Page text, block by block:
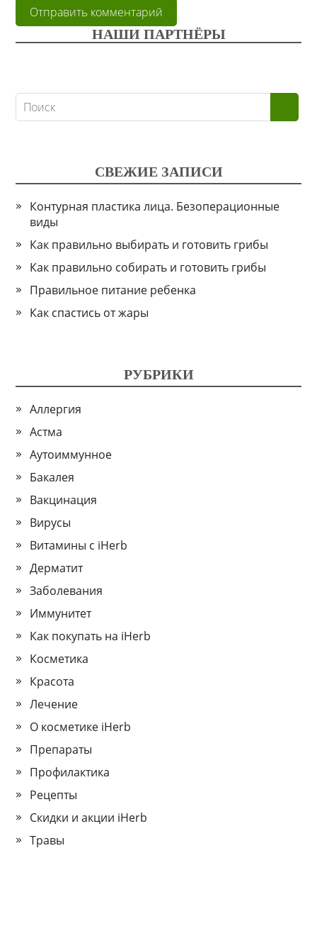
НАШИ ПАРТНЁРЫ
СВЕЖИЕ ЗАПИСИ
Контурная пластика лица. Безоперационные
виды
Как правильно выбирать и готовить грибы
Как правильно собирать и готовить грибы
Правильное питание ребенка
Как спастись от жары
РУБРИКИ
Аллергия
Астма
Аутоиммунное
Бакалея
Вакцинация
Вирусы
Витамины с iHerb
Дерматит
Заболевания
Иммунитет
Как покупать на iHerb
Косметика
Красота
Лечение
О косметике iHerb
Препараты
Профилактика
Рецепты
Скидки и акции iHerb
Травы